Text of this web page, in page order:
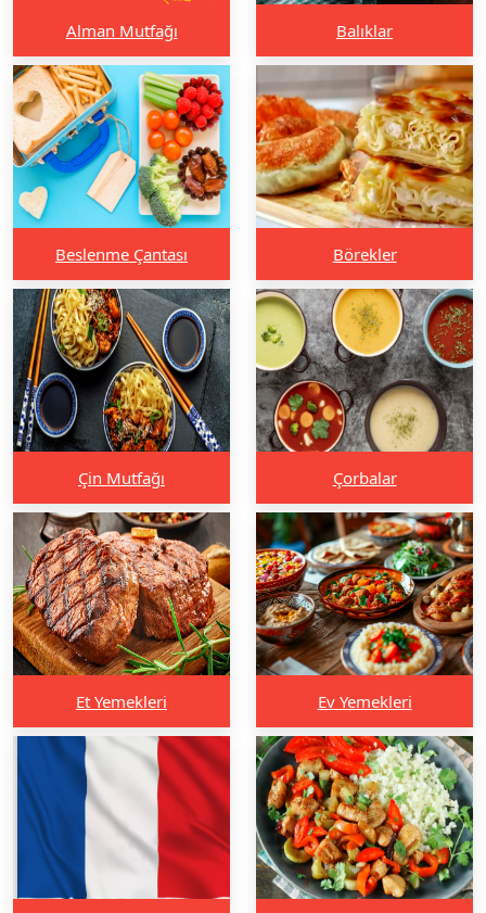
Alman Mutfağı Balıklar
Beslenme Çantası Börekler
Çin Mutfağı Çorbalar
Et Yemekleri Ev Yemekleri